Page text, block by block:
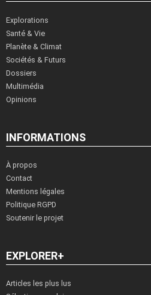
Explorations
Santé & Vie
Planète & Climat
Sociétés & Futurs
Dossiers
Multimédia
Opinions
INFORMATIONS
À propos
Contact
Mentions légales
Politique RGPD
Soutenir le projet
EXPLORER+
Articles les plus lus